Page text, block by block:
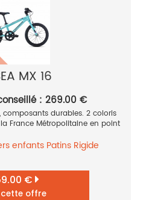
MX 16
: 269.00 €
composants durables. 2 coloris
France Métropolitaine en point
enfants Patins Rigide
€
cette offre